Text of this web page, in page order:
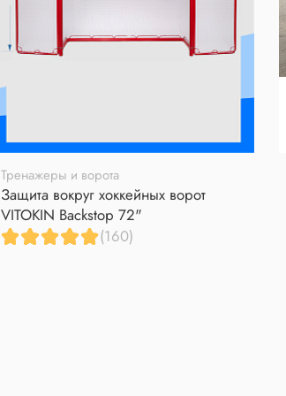
Тренажеры и ворота
Защита вокруг хоккейных ворот
VITOKIN Backstop 72"
(160)